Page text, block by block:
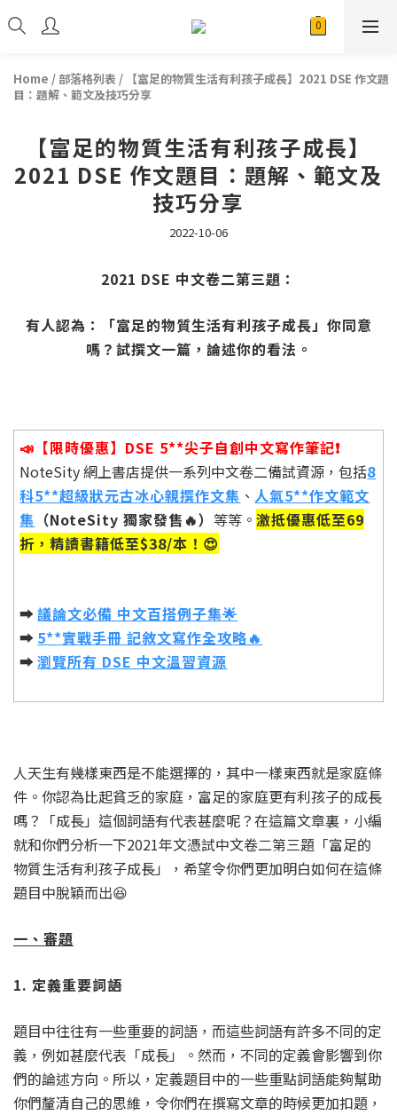
Home / 部落格列表 / 【富足的物質生活有利孩子成長】2021 DSE 作文題
目：題解、範文及技巧分享
【富足的物質生活有利孩子成長】
2021 DSE 作文題目：題解、範文及
技巧分享
2022-10-06
2021 DSE 中文卷二第三題：
有人認為：「富足的物質生活有利孩子成長」你同意
嗎？試撰文一篇，論述你的看法。
📣【限時優惠】DSE 5**尖子自創中文寫作筆記❗️
NoteSity 網上書店提供一系列中文卷二備試資源，包括8
科5**超級狀元古冰心親撰作文集 、人氣5**作文範文
集 （NoteSity 獨家發售🔥） 等等。激抵優惠低至69
折，精讀書籍低至$38/本！😍
➡️議論文必備 中文百搭例子集🌟
➡️ 5**實戰手冊 記敘文寫作全攻略🔥
➡️瀏覽所有 DSE 中文溫習資源
人天生有幾樣東西是不能選擇的，其中一樣東西就是家庭條
件。你認為比起貧乏的家庭，富足的家庭更有利孩子的成長
嗎？「成長」這個詞語有代表甚麼呢？在這篇文章裏，小編
就和你們分析一下2021年文憑試中文卷二第三題「富足的
物質生活有利孩子成長」，希望令你們更加明白如何在這條
題目中脫穎而出😆
一、審題
1. 定義重要詞語
題目中往往有一些重要的詞語，而這些詞語有許多不同的定
義，例如甚麼代表「成長」。然而，不同的定義會影響到你
們的論述方向。所以，定義題目中的一些重點詞語能夠幫助
你們釐清自己的思維，令你們在撰寫文章的時候更加扣題，